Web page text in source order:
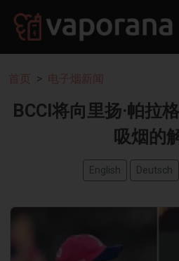
首页 电子烟新闻
BCCI将向里扬·帕拉
吸烟的
English Deutsch